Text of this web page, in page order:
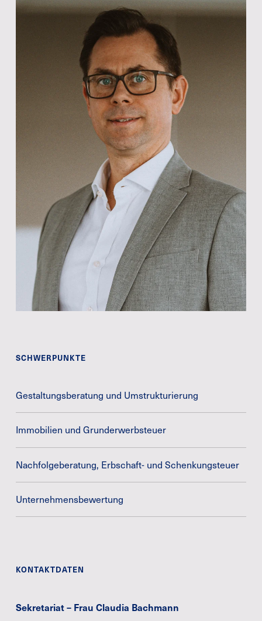
SCHWERPUNKTE
Gestaltungsberatung und Umstrukturierung
Immobilien und Grunderwerbsteuer
Nachfolgeberatung, Erbschaft- und Schenkungsteuer
Unternehmensbewertung
KONTAKTDATEN
Sekretariat – Frau Claudia Bachmann